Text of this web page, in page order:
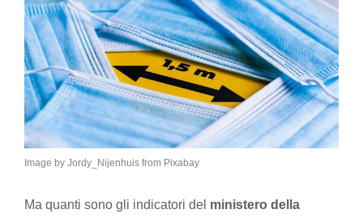
Image by Jordy_Nijenhuis from Pixabay
Ma quanti sono gli indicatori del ministero della